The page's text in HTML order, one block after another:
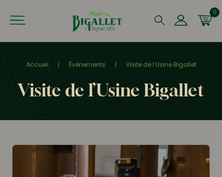
Que recherchez-vous ?
0
Accueil | Évènements | Visite de l’Usine Bigallet
Visite de l’Usine Bigallet